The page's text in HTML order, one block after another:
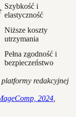
Szybkość i
elastyczność
Niższe koszty
utrzymania
Pełna zgodność i
bezpieczeństwo
redakcyjnej
2024